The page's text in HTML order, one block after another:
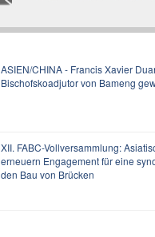
ASIEN/CHINA - Francis Xavier
Bischofskoadjutor von Bameng
XII. FABC-Vollversammlung:
erneuern Engagement für eine
den Bau von Brücken